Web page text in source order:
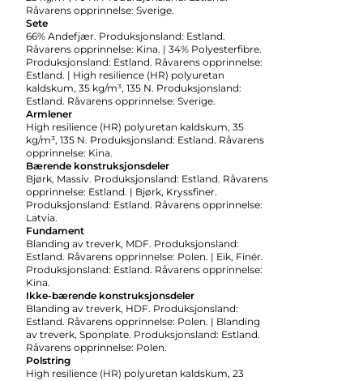
Råvarens opprinnelse: Sverige.
Sete
66% Andefjær. Produksjonsland: Estland.
Råvarens opprinnelse: Kina. | 34% Polyesterfibre.
Produksjonsland: Estland. Råvarens opprinnelse:
Estland. | High resilience (HR) polyuretan
kaldskum, 35 kg/m³, 135 N. Produksjonsland:
Estland. Råvarens opprinnelse: Sverige.
Armlener
High resilience (HR) polyuretan kaldskum, 35
kg/m³, 135 N. Produksjonsland: Estland. Råvarens
opprinnelse: Kina.
Bærende konstruksjonsdeler
Bjørk, Massiv. Produksjonsland: Estland. Råvarens
opprinnelse: Estland. | Bjørk, Kryssfiner.
Produksjonsland: Estland. Råvarens opprinnelse:
Latvia.
Fundament
Blanding av treverk, MDF. Produksjonsland:
Estland. Råvarens opprinnelse: Polen. | Eik, Finér.
Produksjonsland: Estland. Råvarens opprinnelse:
Kina.
Ikke-bærende konstruksjonsdeler
Blanding av treverk, HDF. Produksjonsland:
Estland. Råvarens opprinnelse: Polen. | Blanding
av treverk, Sponplate. Produksjonsland: Estland.
Råvarens opprinnelse: Polen.
Polstring
High resilience (HR) polyuretan kaldskum, 23